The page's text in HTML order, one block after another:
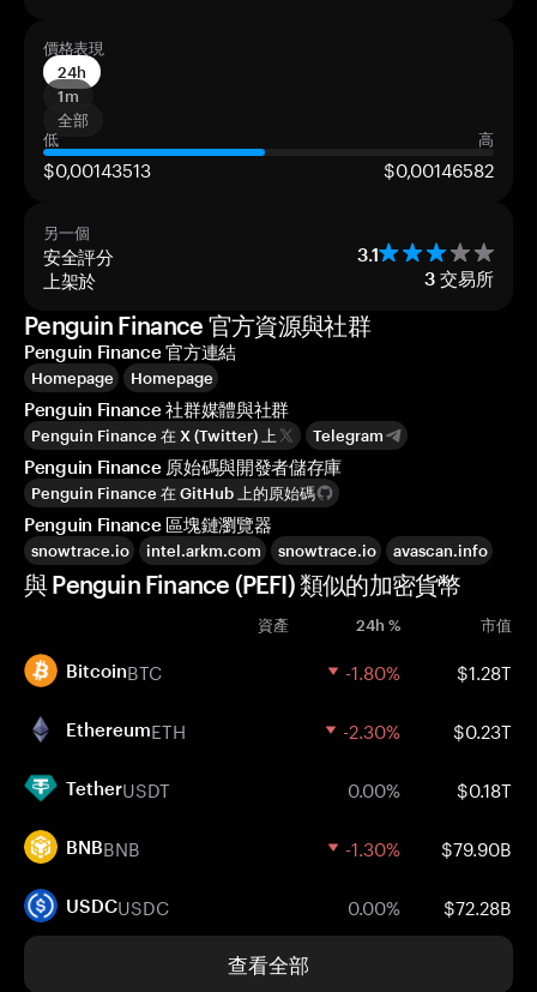
價格表現
24h
1m
全部
低
高
$0,00143513 $0,00146582
另一個
安全評分 3.1
上架於 3 交易所
Penguin Finance 官方資源與社群
Penguin Finance 官方連結
Homepage Homepage
Penguin Finance 社群媒體與社群
Penguin Finance 在 X (Twitter) 上 Telegram
Penguin Finance 原始碼與開發者儲存庫
Penguin Finance 在 GitHub 上的原始碼
Penguin Finance 區塊鏈瀏覽器
snowtrace.io intel.arkm.com snowtrace.io avascan.info
與 Penguin Finance (PEFI) 類似的加密貨幣
資產 24h % 市值
BitcoinBTC -1.80% $1.28T
EthereumETH -2.30% $0.23T
TetherUSDT 0.00% $0.18T
BNBBNB -1.30% $79.90B
USDCUSDC 0.00% $72.28B
查看全部